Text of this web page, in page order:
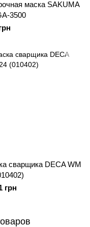
маска SAKUMA
3500
сварщика DECA WM
грн